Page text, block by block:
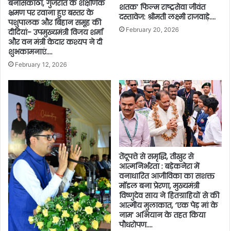
बनासकांठा, गुजरात के शैक्षणिक
भ्रमण पर रवाना हुए बस्तर के
पशुपालक और बिहान समूह की
दीदियां- उपमुख्यमंत्री विजय शर्मा
और वन मंत्री केदार कश्यप ने दी
शुभकामनाएं….
February 12, 2026
शतक’ फिल्म राष्ट्रसेवा जीवंत
दस्तावेज: श्रीमती लक्ष्मी राजवाड़े….
February 20, 2026
तेंदूपत्ते से समृद्धि, तीखुर से
आत्मनिर्भरता : बड़ेकनेरा में
वनाधारित आजीविका का सशक्त
मॉडल बना प्रेरणा, मुख्यमंत्री
विष्णुदेव साय ने हितग्राहियों से की
आत्मीय मुलाकात, ‘एक पेड़ मां के
नाम’ अभियान के तहत किया
पौधरोपण….